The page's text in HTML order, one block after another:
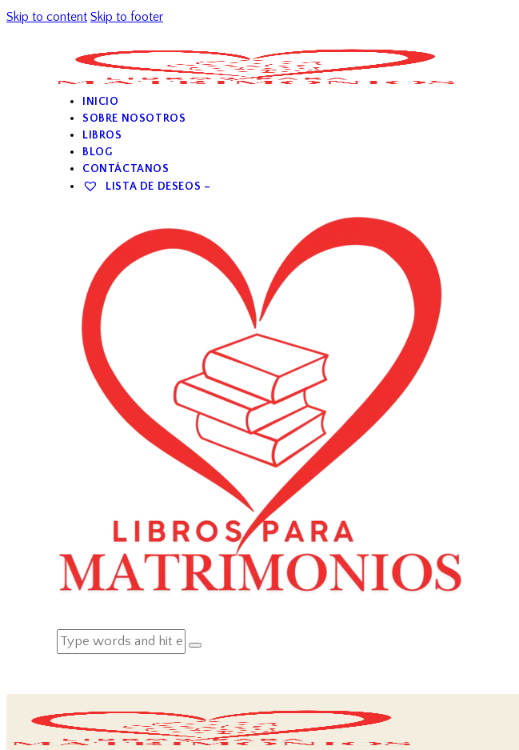
Skip to content Skip to footer
INICIO
SOBRE NOSOTROS
LIBROS
BLOG
CONTÁCTANOS
LISTA DE DESEOS –